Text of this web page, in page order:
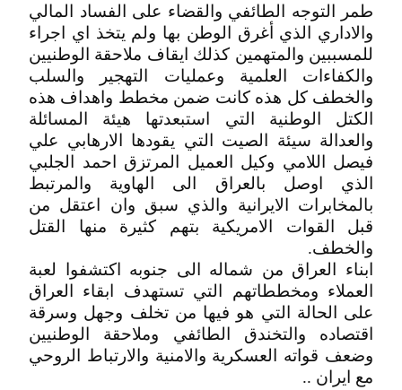
طمر التوجه الطائفي والقضاء على الفساد المالي
والاداري الذي أغرق الوطن بها ولم يتخذ اي اجراء
للمسببين والمتهمين كذلك ايقاف ملاحقة الوطنيين
والكفاءات العلمية وعمليات التهجير والسلب
والخطف كل هذه كانت ضمن مخطط واهداف هذه
الكتل الوطنية التي استبعدتها هيئة المسائلة
والعدالة سيئة الصيت التي يقودها الارهابي علي
فيصل اللامي وكيل العميل المرتزق احمد الجلبي
الذي اوصل بالعراق الى الهاوية والمرتبط
بالمخابرات الايرانية والذي سبق وان اعتقل من
قبل القوات الامريكية بتهم كثيرة منها القتل
والخطف.
ابناء العراق من شماله الى جنوبه اكتشفوا لعبة
العملاء ومخططاتهم التي تستهدف ابقاء العراق
على الحالة التي هو فيها من تخلف وجهل وسرقة
اقتصاده والتخندق الطائفي وملاحقة الوطنيين
وضعف قواته العسكرية والامنية والارتباط الروحي
مع ايران ..